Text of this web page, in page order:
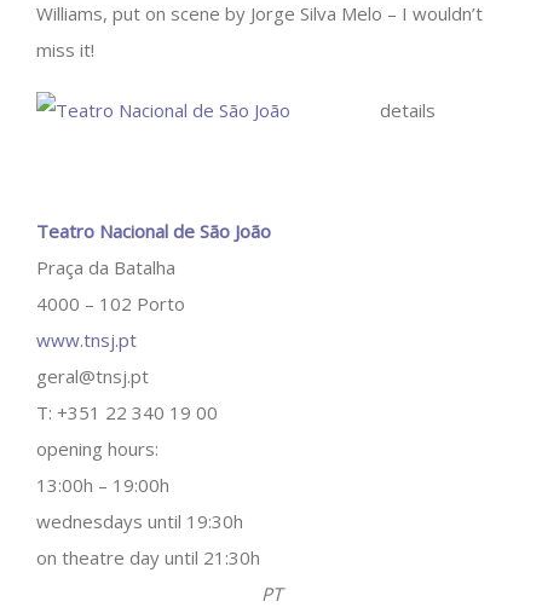
Williams, put on scene by Jorge Silva Melo – I wouldn’t
miss it!
details
Teatro Nacional de São João
Praça da Batalha
4000 – 102 Porto
www.tnsj.pt
geral@tnsj.pt
T: +351 22 340 19 00
opening hours:
13:00h – 19:00h
wednesdays until 19:30h
on theatre day until 21:30h
PT